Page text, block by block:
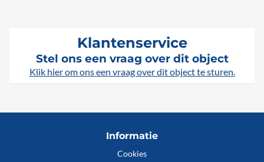
Klantenservice
Stel ons een vraag over dit object
Klik hier om ons een vraag over dit object te sturen.
Informatie
Cookies